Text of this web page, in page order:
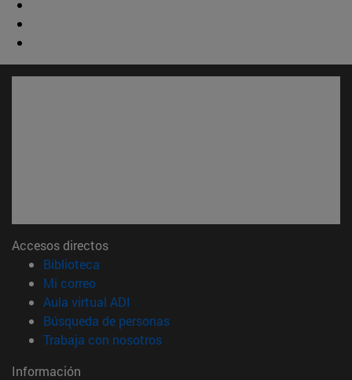
Accesos directos
Biblioteca
Mi correo(abre en nueva ventana)
Aula virtual ADI
Búsqueda de personas(abre en nueva ventana)
Trabaja con nosotros(abre en nueva ventana)
Información